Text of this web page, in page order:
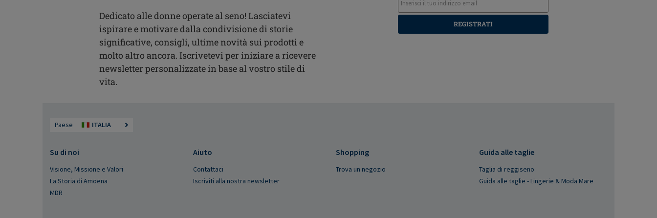
Dedicato alle donne operate al seno! Lasciatevi
ispirare e motivare dalla condivisione di storie
significative, consigli, ultime novità sui prodotti e
molto altro ancora. Iscrivetevi per iniziare a ricevere
newsletter personalizzate in base al vostro stile di
vita.
REGISTRATI
Paese ITALIA
Su di noi
Visione, Missione e Valori
La Storia di Amoena
MDR
Aiuto
Contattaci
Iscriviti alla nostra newsletter
Shopping
Trova un negozio
Guida alle taglie
Taglia di reggiseno
Guida alle taglie - Lingerie & Moda Mare